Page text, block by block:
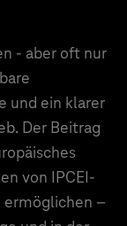
- aber oft nur
und ein klarer
Der Beitrag
von IPCEI-
ermöglichen –